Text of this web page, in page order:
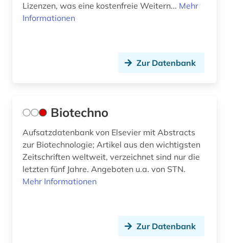
Lizenzen, was eine kostenfreie Weitern... Mehr
Informationen
Zur Datenbank
Biotechno
Aufsatzdatenbank von Elsevier mit Abstracts
zur Biotechnologie; Artikel aus den wichtigsten
Zeitschriften weltweit, verzeichnet sind nur die
letzten fünf Jahre. Angeboten u.a. von STN.
Mehr Informationen
Zur Datenbank